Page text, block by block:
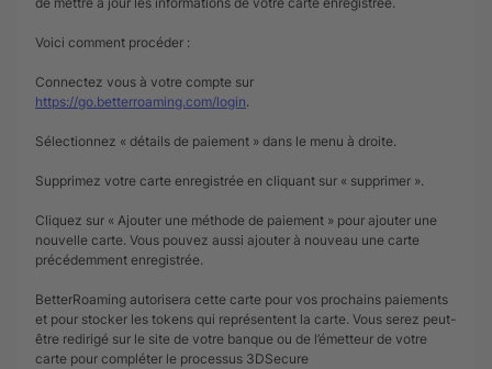
Voici comment procéder :
Connectez vous à votre compte sur
https://go.betterroaming.com/login.
Sélectionnez « détails de paiement » dans le menu à droite.
Supprimez votre carte enregistrée en cliquant sur « supprimer ».
Cliquez sur « Ajouter une méthode de paiement » pour ajouter une
nouvelle carte. Vous pouvez aussi ajouter à nouveau une carte
précédemment enregistrée.
BetterRoaming autorisera cette carte pour vos prochains paiements
et pour stocker les tokens qui représentent la carte. Vous serez peut-
être redirigé sur le site de votre banque ou de l’émetteur de votre
carte pour compléter le processus 3DSecure